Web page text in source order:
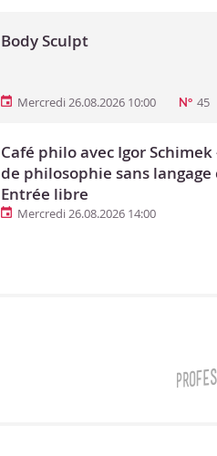
Body Sculpt
Mercredi 26.08.2026 10:00 N° 45
Café philo avec Igor
de philosophie sans
Entrée libre
Mercredi 26.08.2026 14:00